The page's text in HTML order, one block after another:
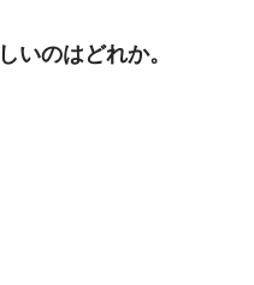
いのはどれか。